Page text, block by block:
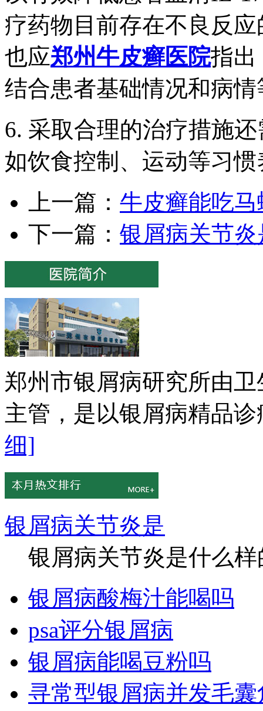
疗药物目前存在不良反
也应郑州牛皮癣医院指出
结合患者基础情况和病
6. 采取合理的治疗措施
如饮食控制、运动等习惯
上一篇： 牛皮癣能吃
下一篇： 银屑病关节
郑州市银屑病研究所由
主管，是以银屑病精品
细]
银屑病关节炎是
银屑病关节炎是什么
银屑病酸梅汁能喝吗
psa评分银屑病
银屑病能喝豆粉吗
寻常型银屑病并发毛囊